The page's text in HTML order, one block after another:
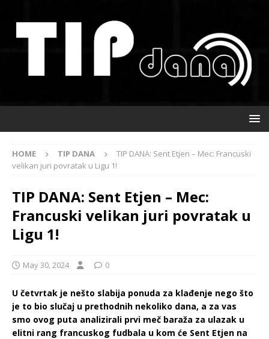
HOME TIP DANA
TIP DANA: Sent Etjen – Mec: Francuski
velikan juri povratak u Ligu 1!
TIP DANA: Sent Etjen – Mec:
Francuski velikan juri povratak u
Ligu 1!
May 30, 2024 0
U četvrtak je nešto slabija ponuda za klađenje nego što
je to bio slučaj u prethodnih nekoliko dana, a za vas
smo ovog puta analizirali prvi meč baraža za ulazak u
elitni rang francuskog fudbala u kom će Sent Etjen na